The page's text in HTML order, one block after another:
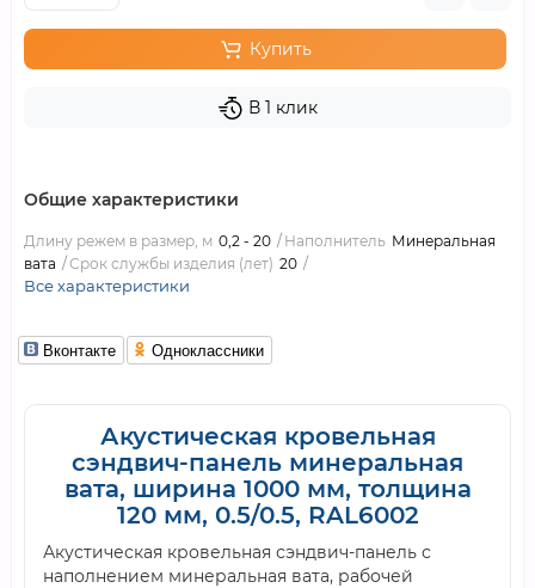
Купить
В 1 клик
Общие характеристики
Длину режем в размер, м 0,2 - 20 Наполнитель Минеральная
вата
Срок службы изделия (лет) 20
Все характеристики
Вконтакте Одноклассники
Акустическая кровельная
сэндвич-панель минеральная
вата, ширина 1000 мм, толщина
120 мм, 0.5/0.5, RAL6002
Акустическая кровельная сэндвич-панель с
наполнением минеральная вата, рабочей